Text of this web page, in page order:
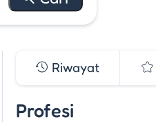
Riwayat
Profesi